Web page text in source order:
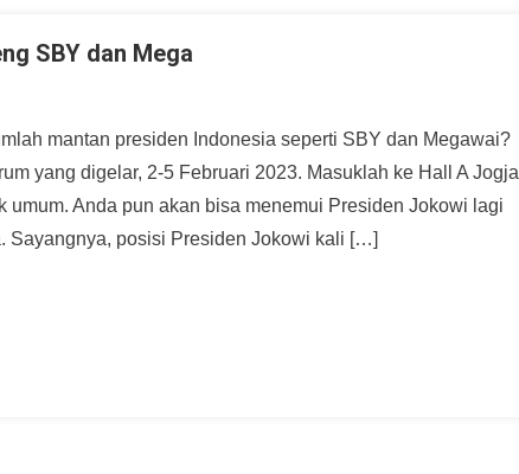
SBY dan Mega
mantan presiden Indonesia seperti SBY dan Megawai?
yang digelar, 2-5 Februari 2023. Masuklah ke Hall A Jogja
umum. Anda pun akan bisa menemui Presiden Jokowi lagi
Sayangnya, posisi Presiden Jokowi kali […]